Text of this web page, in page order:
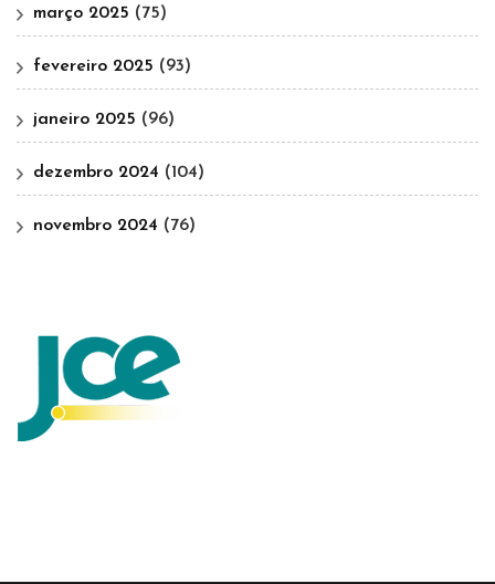
março 2025 (75)
fevereiro 2025 (93)
janeiro 2025 (96)
dezembro 2024 (104)
novembro 2024 (76)